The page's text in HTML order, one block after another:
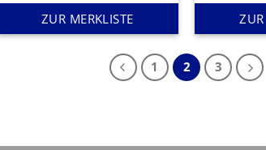
ZUR MERKLISTE
1 2 3